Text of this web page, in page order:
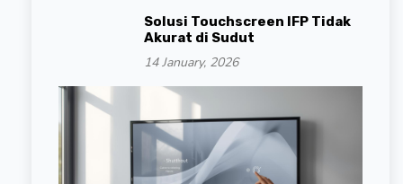
Solusi Touchscreen IFP Tidak
Akurat di Sudut
14 January, 2026